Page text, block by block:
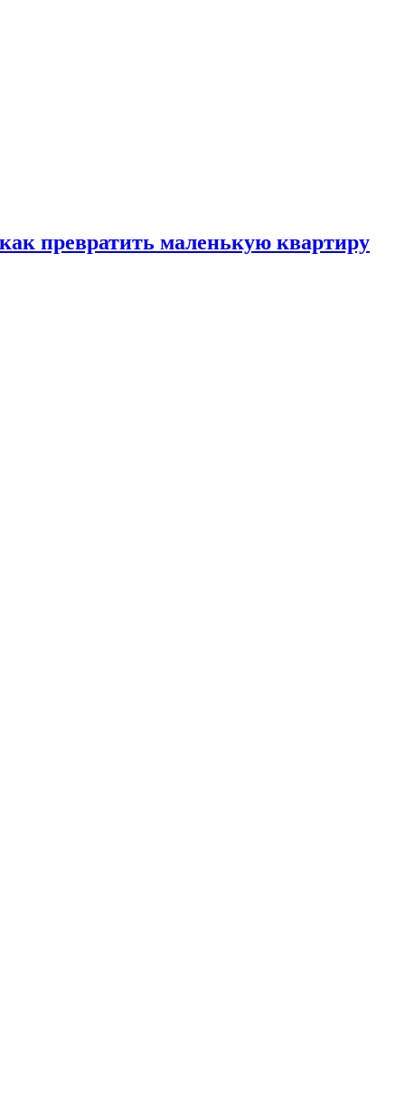
превратить маленькую квартиру